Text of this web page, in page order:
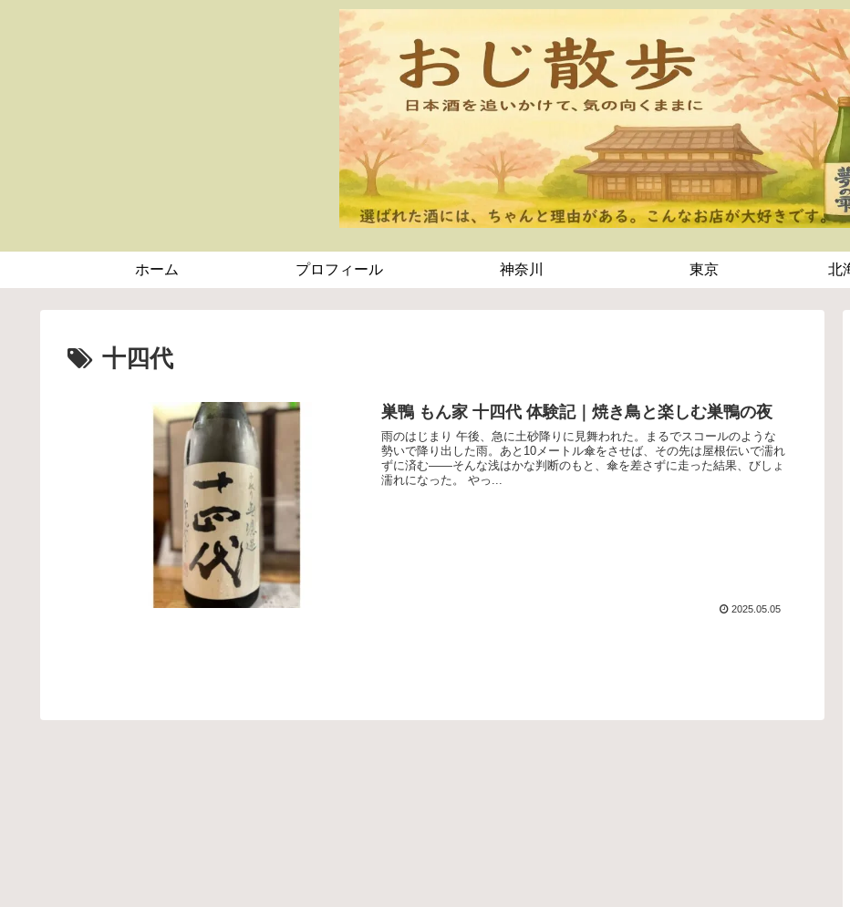
ホーム プロフィール 神奈川 東京 北
十四代
巣鴨 もん家 十四代 体験記｜焼き鳥と楽しむ巣鴨の夜
雨のはじまり 午後、急に土砂降りに見舞われた。まるでスコールのような
勢いで降り出した雨。あと10メートル傘をさせば、その先は屋根伝いで濡れ
ずに済む――そんな浅はかな判断のもと、傘を差さずに走った結果、びしょ
濡れになった。 やっ...
2025.05.05